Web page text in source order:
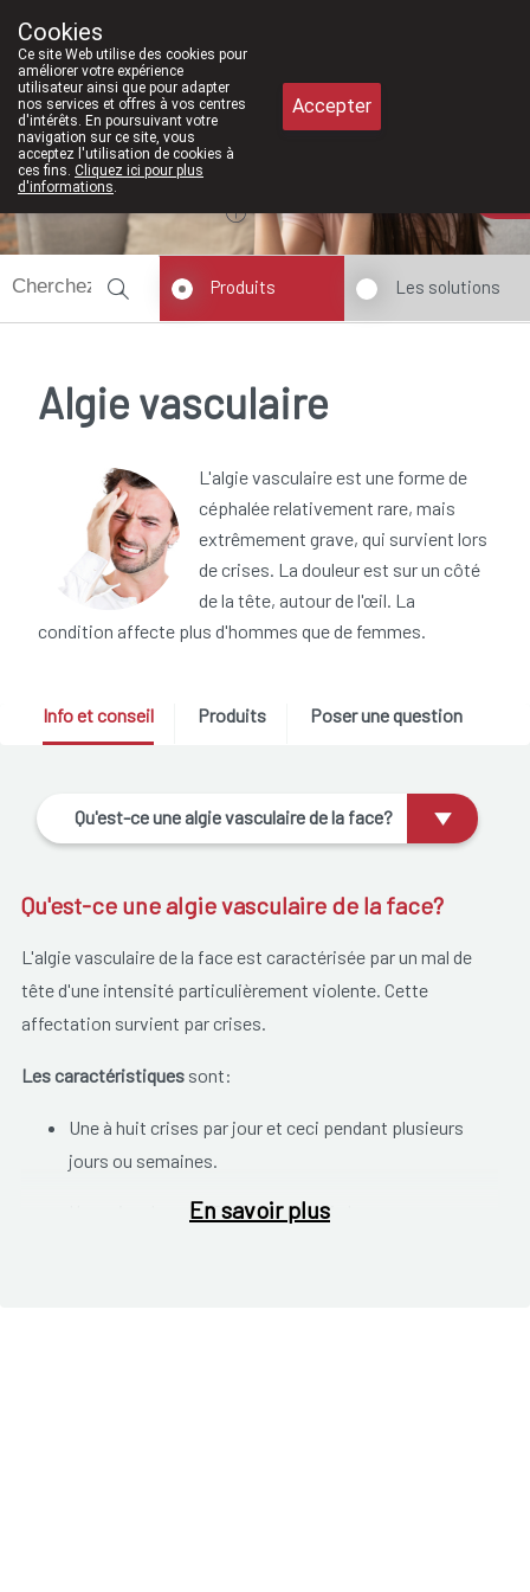
011/610300
Aujourd'hui A présent
Produits Les solutions
Algie vasculaire
L'algie vasculaire est une forme de
céphalée relativement rare, mais
extrêmement grave, qui survient lors
de crises. La douleur est sur un côté
de la tête, autour de l'œil. La
condition affecte plus d'hommes que de femmes.
Info et conseil Produits Poser une question
Qu'est-ce une algie vasculaire de la face?
Qu'est-ce une algie vasculaire de la face?
L'algie vasculaire de la face est caractérisée par un mal de
tête d'une intensité particulièrement violente. Cette
affectation survient par crises.
Les caractéristiquessont:
Une à huit crises par jour et ceci pendant plusieurs
jours ou semaines.
Une crise dure de 15 minutes à trois heures.
En savoir plus
Cookies
Ce site Web utilise des cookies pour
améliorer votre expérience
utilisateur ainsi que pour adapter
nos services et offres à vos centres
d'intérêts. En poursuivant votre
navigation sur ce site, vous
acceptez l'utilisation de cookies à
ces fins. Cliquez ici pour plus
d'informations.
Accepter